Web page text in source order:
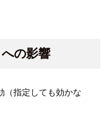
の影響
（指定しても効かな